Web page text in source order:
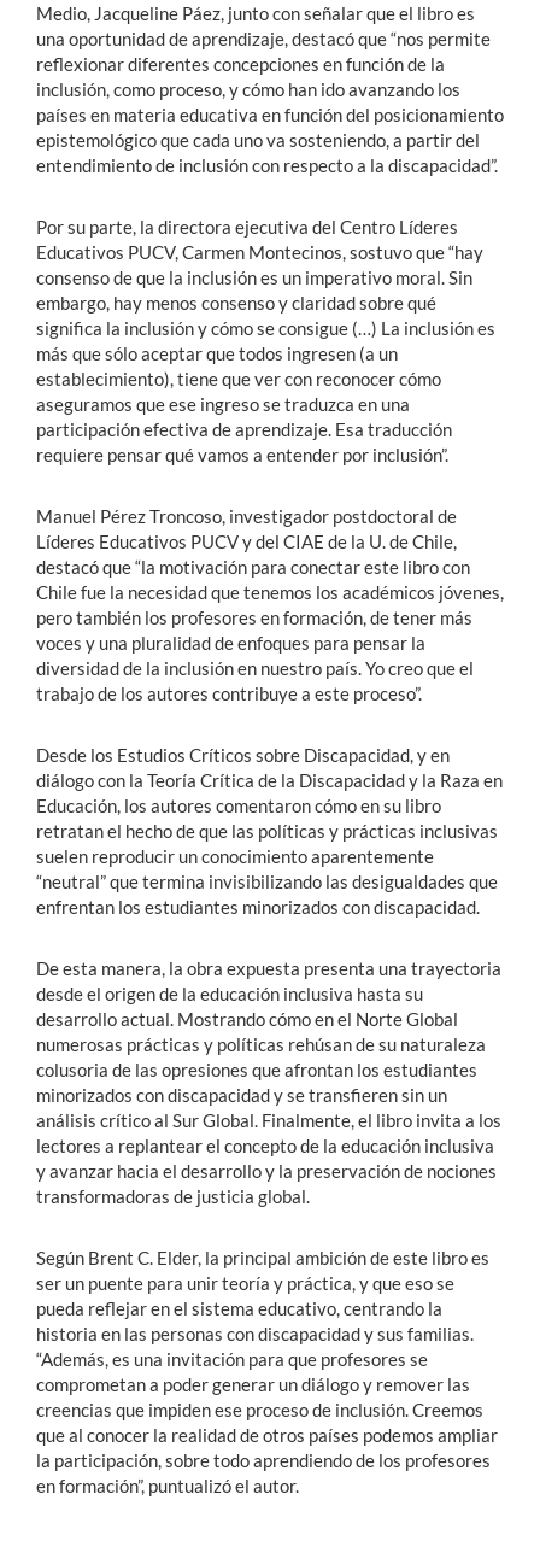
Medio, Jacqueline Páez, junto con señalar que el libro es
una oportunidad de aprendizaje, destacó que “nos permite
reflexionar diferentes concepciones en función de la
inclusión, como proceso, y cómo han ido avanzando los
países en materia educativa en función del posicionamiento
epistemológico que cada uno va sosteniendo, a partir del
entendimiento de inclusión con respecto a la discapacidad”.
Por su parte, la directora ejecutiva del Centro Líderes
Educativos PUCV, Carmen Montecinos, sostuvo que “hay
consenso de que la inclusión es un imperativo moral. Sin
embargo, hay menos consenso y claridad sobre qué
significa la inclusión y cómo se consigue (…) La inclusión es
más que sólo aceptar que todos ingresen (a un
establecimiento), tiene que ver con reconocer cómo
aseguramos que ese ingreso se traduzca en una
participación efectiva de aprendizaje. Esa traducción
requiere pensar qué vamos a entender por inclusión”.
Manuel Pérez Troncoso, investigador postdoctoral de
Líderes Educativos PUCV y del CIAE de la U. de Chile,
destacó que “la motivación para conectar este libro con
Chile fue la necesidad que tenemos los académicos jóvenes,
pero también los profesores en formación, de tener más
voces y una pluralidad de enfoques para pensar la
diversidad de la inclusión en nuestro país. Yo creo que el
trabajo de los autores contribuye a este proceso”.
Desde los Estudios Críticos sobre Discapacidad, y en
diálogo con la Teoría Crítica de la Discapacidad y la Raza en
Educación, los autores comentaron cómo en su libro
retratan el hecho de que las políticas y prácticas inclusivas
suelen reproducir un conocimiento aparentemente
“neutral” que termina invisibilizando las desigualdades que
enfrentan los estudiantes minorizados con discapacidad.
De esta manera, la obra expuesta presenta una trayectoria
desde el origen de la educación inclusiva hasta su
desarrollo actual. Mostrando cómo en el Norte Global
numerosas prácticas y políticas rehúsan de su naturaleza
colusoria de las opresiones que afrontan los estudiantes
minorizados con discapacidad y se transfieren sin un
análisis crítico al Sur Global. Finalmente, el libro invita a los
lectores a replantear el concepto de la educación inclusiva
y avanzar hacia el desarrollo y la preservación de nociones
transformadoras de justicia global.
Según Brent C. Elder, la principal ambición de este libro es
ser un puente para unir teoría y práctica, y que eso se
pueda reflejar en el sistema educativo, centrando la
historia en las personas con discapacidad y sus familias.
“Además, es una invitación para que profesores se
comprometan a poder generar un diálogo y remover las
creencias que impiden ese proceso de inclusión. Creemos
que al conocer la realidad de otros países podemos ampliar
la participación, sobre todo aprendiendo de los profesores
en formación”, puntualizó el autor.